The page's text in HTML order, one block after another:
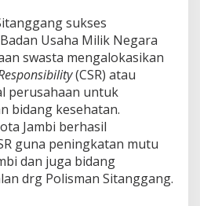
sukses
Usaha Milik Negara
swasta mengalokasikan
(CSR) atau
perusahaan untuk
bidang kesehatan.
Jambi berhasil
guna peningkatan mutu
dan juga bidang
drg Polisman Sitanggang.